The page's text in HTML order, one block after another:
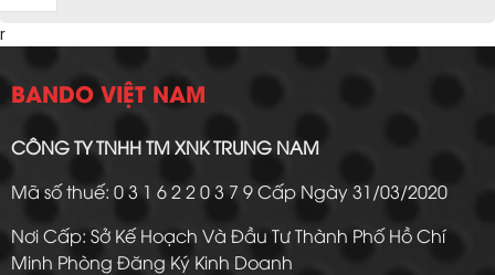
r
BANDO VIỆT NAM
CÔNG TY TNHH TM XNK TRUNG NAM
Mã số thuế: 0 3 1 6 2 2 0 3 7 9 Cấp Ngày 31/03/2020
Nơi Cấp: Sở Kế Hoạch Và Đầu Tư Thành Phố Hồ Chí
Minh Phòng Đăng Ký Kinh Doanh